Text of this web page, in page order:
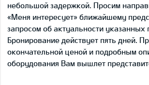
небольшой задержкой. Просим
«Меня интересует» ближайшему
запросом об актуальности указанных
Бронирование действует пять дней.
окончательной ценой и подробным
оборудования Вам вышлет